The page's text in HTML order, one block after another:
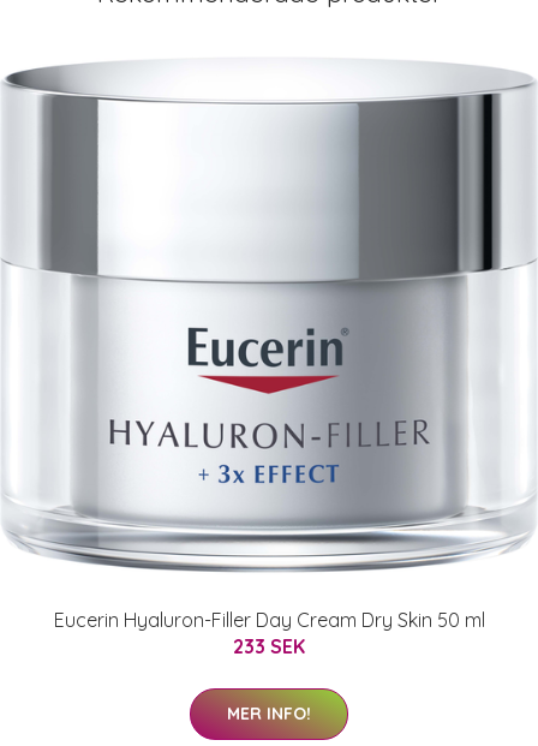
Eucerin Hyaluron-Filler Day Cream Dry Skin 50 ml
233 SEK
MER INFO!